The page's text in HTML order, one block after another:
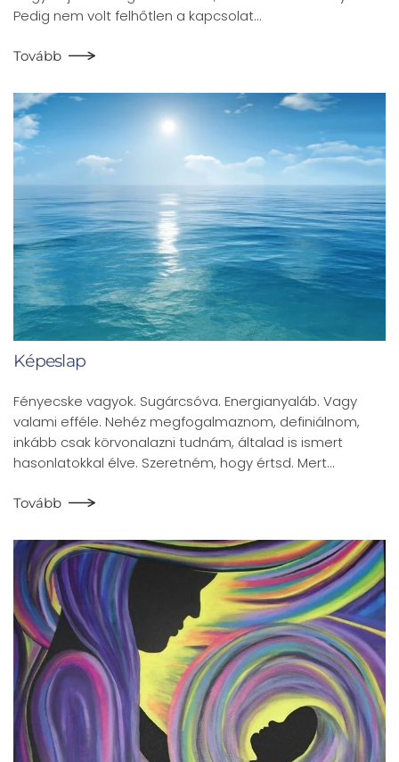
Pedig nem volt felhőtlen a kapcsolat…
Tovább
Képeslap
Fényecske vagyok. Sugárcsóva. Energianyaláb. Vagy
valami efféle. Nehéz megfogalmaznom, definiálnom,
inkább csak körvonalazni tudnám, általad is ismert
hasonlatokkal élve. Szeretném, hogy értsd. Mert…
Tovább